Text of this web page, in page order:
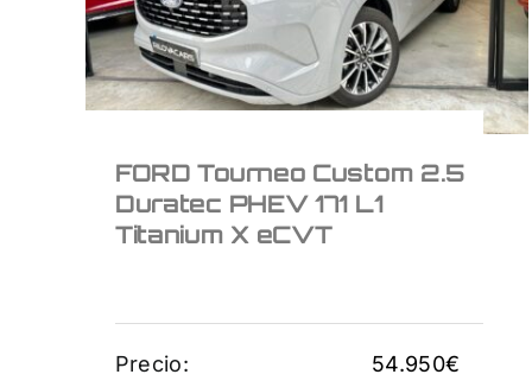
54.950€
FORD Tourneo Custom 2.5
Duratec PHEV 171 L1
Titanium X eCVT
Precio: 54.950€